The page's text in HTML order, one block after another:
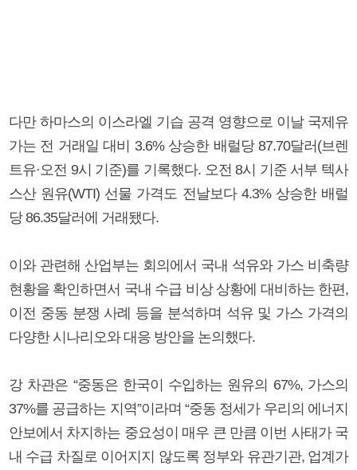
다만 하마스의 이스라엘 기습 공격 영향으로 이날 국제유
가는 전 거래일 대비 3.6% 상승한 배럴당 87.70달러(브렌
트유·오전 9시 기준)를 기록했다. 오전 8시 기준 서부 텍사
스산 원유(WTI) 선물 가격도 전날보다 4.3% 상승한 배럴
당 86.35달러에 거래됐다.
이와 관련해 산업부는 회의에서 국내 석유와 가스 비축량
현황을 확인하면서 국내 수급 비상 상황에 대비하는 한편,
이전 중동 분쟁 사례 등을 분석하며 석유 및 가스 가격의
다양한 시나리오와 대응 방안을 논의했다.
강 차관은 “중동은 한국이 수입하는 원유의 67%, 가스의
37%를 공급하는 지역”이라며 “중동 정세가 우리의 에너지
안보에서 차지하는 중요성이 매우 큰 만큼 이번 사태가 국
내 수급 차질로 이어지지 않도록 정부와 유관기관, 업계가